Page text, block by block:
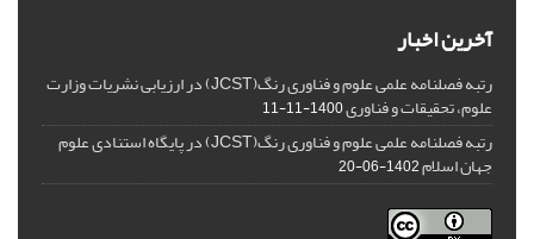
آخرین اخبار
رتبه فصلنامه علمی علوم و فناوری رنگ(JCST) در ارزیابی نشریات وزارت
علوم، تحقیقات و فناوری1400-11-11
رتبه فصلنامه علمی علوم و فناوری رنگ(JCST) در پایگاه استنادی علوم
جهان اسلام1402-06-20